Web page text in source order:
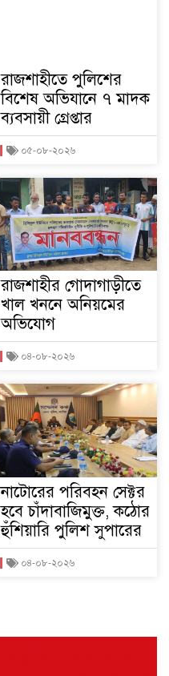
রাজশাহীতে পুলিশের
বিশেষ অভিযানে ৭ মাদক
ব্যবসায়ী গ্রেপ্তার
০৫-০৮-২০২৬
রাজশাহীর গোদাগাড়ীতে
খাল খননে অনিয়মের
অভিযোগ
০৪-০৮-২০২৬
নাটোরের পরিবহন সেক্টর
হবে চাঁদাবাজিমুক্ত, কঠোর
হুঁশিয়ারি পুলিশ সুপারের
০৪-০৮-২০২৬